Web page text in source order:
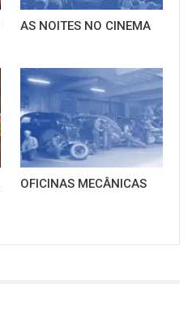
AS NOITES NO CINEMA
OFICINAS MECÂNICAS